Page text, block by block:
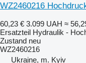
WZ2460216
60,23 € 3.099 UAH ≈
Ersatzteil Hydraulik -
Zustand neu
WZ2460216
Ukraine, m. Kyiv